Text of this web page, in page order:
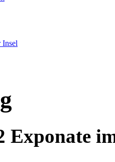
Insel
Exponate